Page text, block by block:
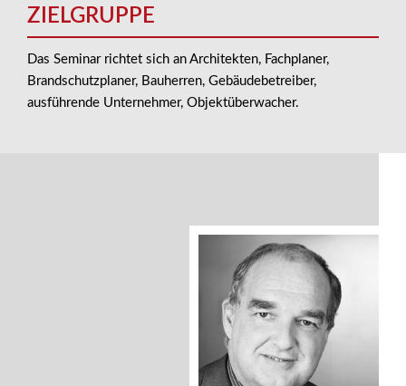
ZIELGRUPPE
Das Seminar richtet sich an Architekten, Fachplaner,
Brandschutzplaner, Bauherren, Gebäudebetreiber,
ausführende Unternehmer, Objektüberwacher.